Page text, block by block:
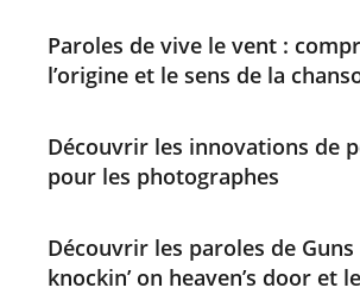
Paroles de vive le vent :
l’origine et le sens de la
Découvrir les innovations de
pour les photographes
Découvrir les paroles de Guns
knockin’ on heaven’s door et